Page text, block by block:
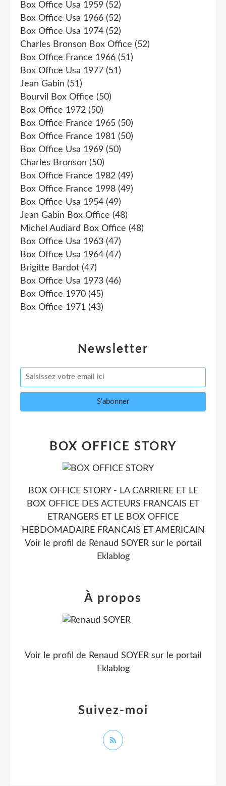
Newsletter
Box Office Usa 1959 (52)
Box Office Usa 1966 (52)
Box Office Usa 1974 (52)
Charles Bronson Box Office (52)
Box Office France 1966 (51)
Box Office Usa 1977 (51)
Jean Gabin (51)
Bourvil Box Office (50)
Box Office 1972 (50)
Box Office France 1965 (50)
Box Office France 1981 (50)
Box Office Usa 1969 (50)
Charles Bronson (50)
Box Office France 1982 (49)
Box Office France 1998 (49)
Box Office Usa 1954 (49)
Jean Gabin Box Office (48)
Michel Audiard Box Office (48)
Box Office Usa 1963 (47)
Box Office Usa 1964 (47)
Brigitte Bardot (47)
Box Office Usa 1973 (46)
Box Office 1970 (45)
Box Office 1971 (43)
BOX OFFICE STORY
BOX OFFICE STORY - LA CARRIERE ET LE
BOX OFFICE DES ACTEURS FRANCAIS ET
ETRANGERS ET LE BOX OFFICE
HEBDOMADAIRE FRANCAIS ET AMERICAIN
Voir le profil de Renaud SOYER sur le portail
Eklablog
Suivez-moi
À propos
Voir le profil de Renaud SOYER sur le portail
Eklablog